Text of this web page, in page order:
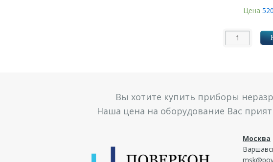
Цена
Вы хотите купить приборы
Наша цена на оборудование Вас
Москва